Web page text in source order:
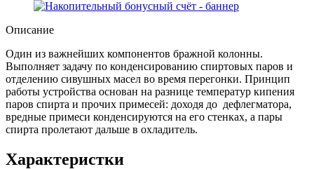
Описание
Один из важнейших компонентов бражной колонны.
Выполняет задачу по конденсированию спиртовых паров и
отделению сивушных масел во время перегонки. Принцип
работы устройства основан на разнице температур кипения
паров спирта и прочих примесей: доходя до дефлегматора,
вредные примеси конденсируются на его стенках, а пары
спирта пролетают дальше в охладитель.
Характеристки